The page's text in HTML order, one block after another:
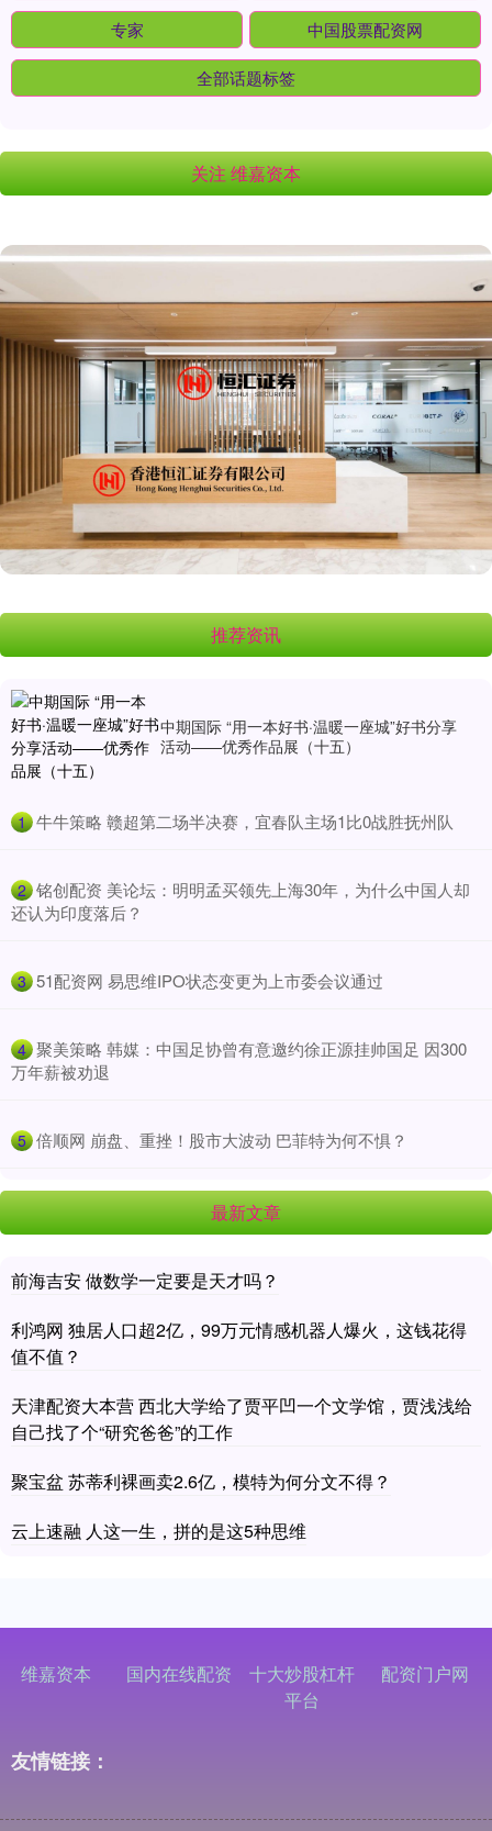
专家 中国股票配资网
全部话题标签
关注 维嘉资本
推荐资讯
中期国际 “用一本好书·温暖一座城”好书分享
活动——优秀作品展（十五）
1 ​牛牛策略 赣超第二场半决赛，宜春队主场1比0战胜抚州队
2 ​铭创配资 美论坛：明明孟买领先上海30年，为什么中国人却
还认为印度落后？
3 ​51配资网 易思维IPO状态变更为上市委会议通过
4 ​聚美策略 韩媒：中国足协曾有意邀约徐正源挂帅国足 因300
万年薪被劝退
5 ​倍顺网 崩盘、重挫！股市大波动 巴菲特为何不惧？
最新文章
前海吉安 做数学一定要是天才吗？
利鸿网 独居人口超2亿，99万元情感机器人爆火，这钱花得
值不值？
天津配资大本营 西北大学给了贾平凹一个文学馆，贾浅浅给
自己找了个“研究爸爸”的工作
聚宝盆 苏蒂利裸画卖2.6亿，模特为何分文不得？
云上速融 人这一生，拼的是这5种思维
维嘉资本 国内在线配资
十大炒股杠杆
平台
配资门户网
友情链接：